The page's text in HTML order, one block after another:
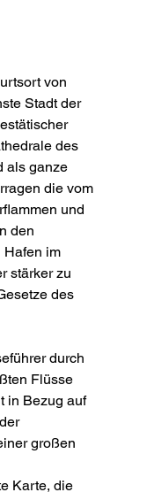
von
Stadt der
des
als ganze
die vom
und
den
Hafen im
stärker zu
des
durch
Flüsse
in Bezug auf
großen
Karte, die